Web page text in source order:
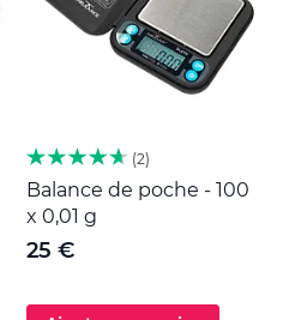
2
Balance de poche - 100
x 0,01 g
25 €